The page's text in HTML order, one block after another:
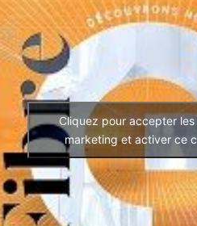
Cliquez pour accepter
marketing et activer ce